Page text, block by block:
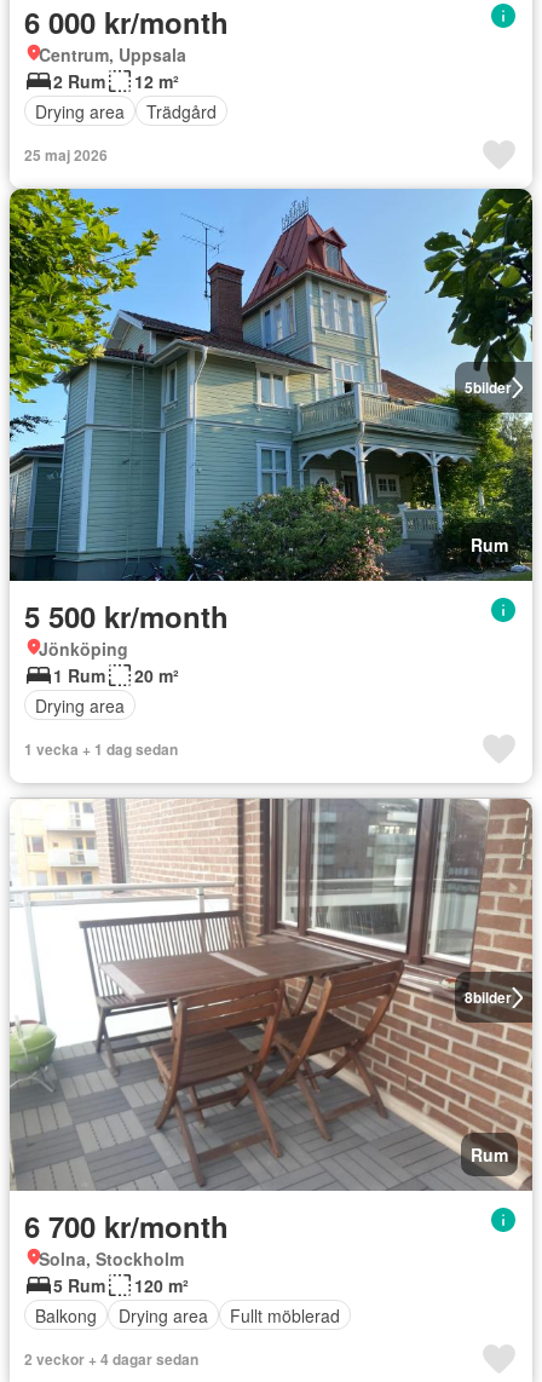
6 000 kr/month
Centrum, Uppsala
2 Rum
12 m²
Drying area
Trädgård
25 maj 2026
5bilder
Rum
5 500 kr/month
Jönköping
1 Rum
20 m²
Drying area
1 vecka + 1 dag sedan
8bilder
Rum
6 700 kr/month
Solna, Stockholm
5 Rum
120 m²
Balkong
Drying area Fullt möblerad
2 veckor + 4 dagar sedan